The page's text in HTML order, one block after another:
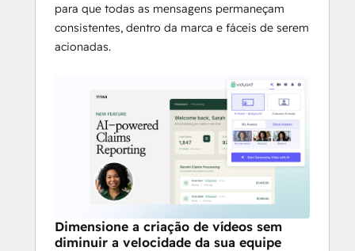
para que todas as mensagens permaneçam
consistentes, dentro da marca e fáceis de serem
acionadas.
Dimensione a criação de vídeos sem
diminuir a velocidade da sua equipe